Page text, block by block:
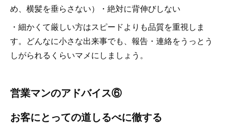
め、横髪を垂らさない）・絶対に背伸びしない
・細かくて厳しい方はスピードよりも品質を重視しま
す。どんなに小さな出来事でも、報告・連絡をうっとう
しがられるくらいマメにしましょう。
営業マンのアドバイス⑥
お客にとっての道しるべに徹する